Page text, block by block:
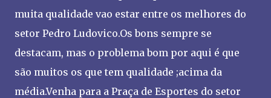
muita qualidade vao estar entre os melhores do
setor Pedro Ludovico.Os bons sempre se
destacam, mas o problema bom por aqui é que
são muitos os que tem qualidade ;acima da
média.Venha para a Praça de Esportes do setor